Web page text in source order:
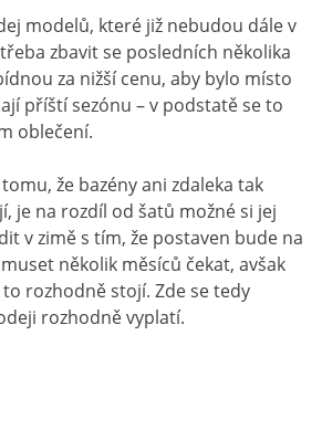
modelů, které již nebudou dále v
zbavit se posledních několika
za nižší cenu, aby bylo místo
příští sezónu – v podstatě se to
oblečení.
že bazény ani zdaleka tak
je na rozdíl od šatů možné si jej
v zimě s tím, že postaven bude na
několik měsíců čekat, avšak
rozhodně stojí. Zde se tedy
rozhodně vyplatí.